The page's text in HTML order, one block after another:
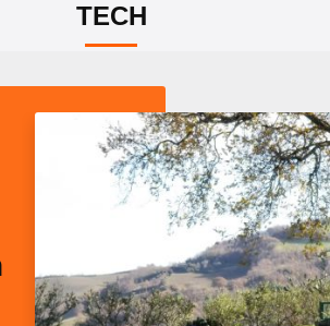
TECH